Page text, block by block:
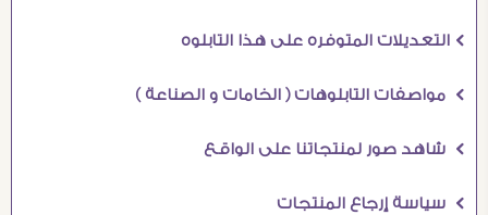
Ö التعديلات المتوفره على هذا التابلوه
Ö مواصفات التابلوهات ( الخامات و الصناعة )
Ö شاهد صور لمنتجاتنا على الواقع
Ö سياسة إرجاع المنتجات